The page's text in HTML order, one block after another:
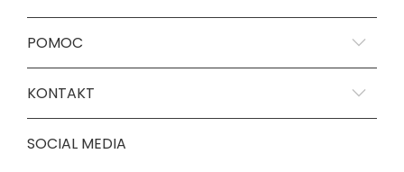
POMOC
KONTAKT
SOCIAL MEDIA